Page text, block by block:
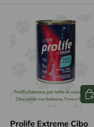
Prolife Extreme Cibo